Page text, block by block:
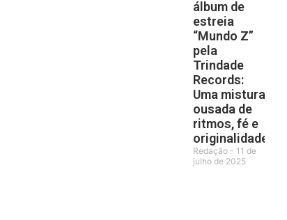
álbum de
estreia
“Mundo Z”
pela
Trindade
Records:
Uma mistura
ousada de
ritmos, fé e
originalidade
Redação
11 de
julho de 2025